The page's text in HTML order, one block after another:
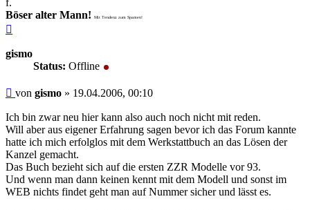
Böser alter Mann!
Mit Tendenz zum Spamen!
gismo
Status: Offline
Beitrag
von gismo » 19.04.2006, 00:10
Ich bin zwar neu hier kann also auch noch nicht mit reden.
Will aber aus eigener Erfahrung sagen bevor ich das Forum kannte
hatte ich mich erfolglos mit dem Werkstattbuch an das Lösen der
Kanzel gemacht.
Das Buch bezieht sich auf die ersten ZZR Modelle vor 93.
Und wenn man dann keinen kennt mit dem Modell und sonst im
WEB nichts findet geht man auf Nummer sicher und lässt es.